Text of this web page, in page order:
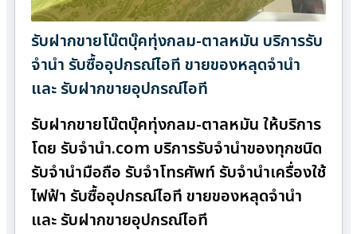
รับฝากขายโน๊ตบุ๊คทุ่งกลม-ตาลหมัน บริการรับ
จำนำ รับซื้ออุปกรณ์ไอที ขายของหลุดจำนำ
และ รับฝากขายอุปกรณ์ไอที
รับฝากขายโน๊ตบุ๊คทุ่งกลม-ตาลหมัน ให้บริการ
โดย รับจํานํา.com บริการรับจำนำของทุกชนิด
รับจำนำมือถือ รับจำโทรศัพท์ รับจำนำเครื่องใช้
ไฟฟ้า รับซื้ออุปกรณ์ไอที ขายของหลุดจำนำ
และ รับฝากขายอุปกรณ์ไอที